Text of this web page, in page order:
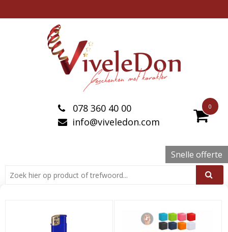
0
078 360 40 00
info@viveledon.com
Snelle offerte